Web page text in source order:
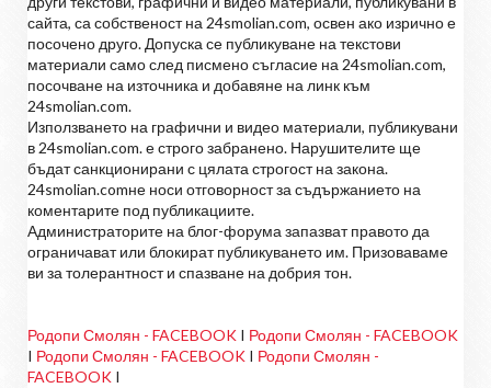
сайта, са собственост на 24smolian.com, освен ако изрично е
посочено друго. Допуска се публикуване на текстови
материали само след писмено съгласие на 24smolian.com,
посочване на източника и добавяне на линк към
24smolian.com.
Използването на графични и видео материали, публикувани
в 24smolian.com. е строго забранено. Нарушителите ще
бъдат санкционирани с цялата строгост на закона.
24smolian.comне носи отговорност за съдържанието на
коментарите под публикациите.
Администраторите на блог-форума запазват правото да
ограничават или блокират публикуването им. Призоваваме
ви за толерантност и спазване на добрия тон.
Родопи Смолян - FACEBOOK I Родопи Смолян - FACEBOOK
I Родопи Смолян - FACEBOOK I Родопи Смолян -
FACEBOOK I